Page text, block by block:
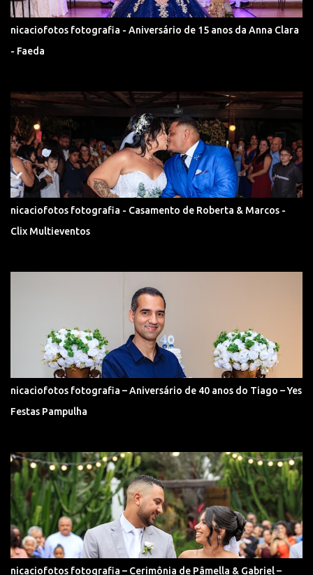
nicaciofotos fotografia - Aniversário de 15 anos da Anna Clara
- Faeda
nicaciofotos fotografia - Casamento de Roberta & Marcos -
Clix Multieventos
nicaciofotos fotografia – Aniversário de 40 anos do Tiago – Yes
Festas Pampulha
nicaciofotos fotografia – Cerimônia de Pâmella & Gabriel –